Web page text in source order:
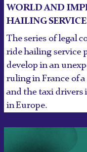
WORLD AND
HAILING
The series of legal
ride hailing service
develop in an
ruling in France of
and the taxi drivers
in Europe.